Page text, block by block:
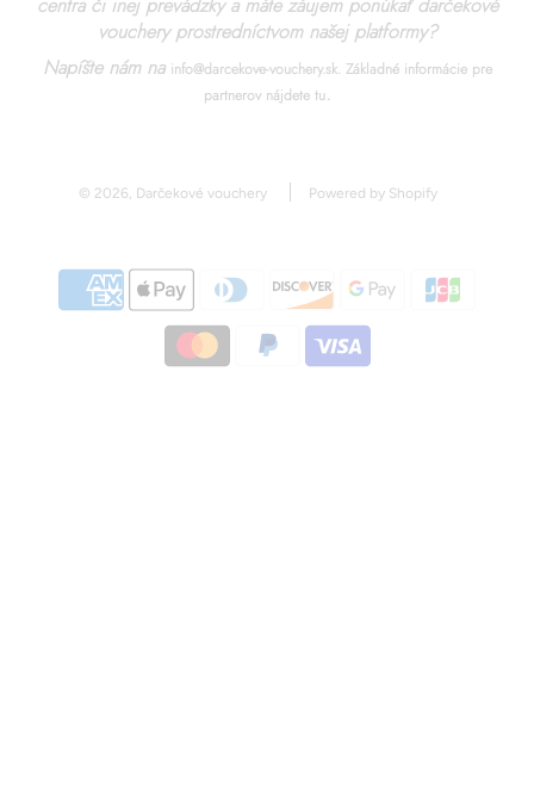
centra či inej prevádzky a máte záujem ponúkať darčekové
vouchery prostredníctvom našej platformy?
Napíšte nám na info@darcekove-vouchery.sk. Základné informácie pre
partnerov nájdete tu.
© 2026, Darčekové vouchery Powered by Shopify